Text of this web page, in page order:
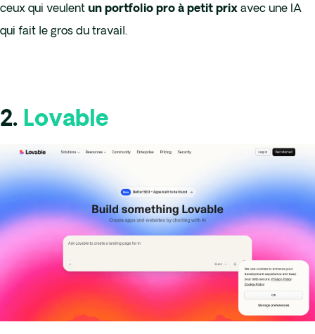
ceux qui veulent un portfolio pro à petit prix avec une IA
qui fait le gros du travail.
2. Lovable